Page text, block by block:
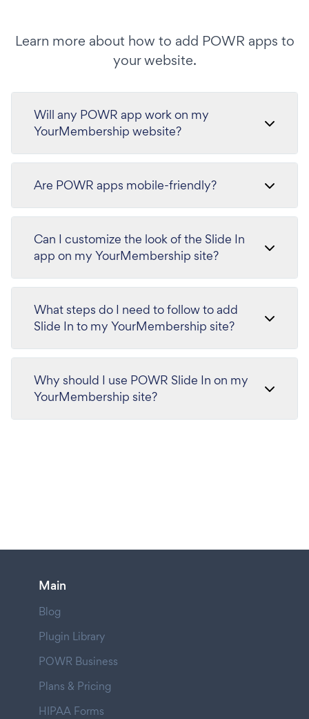
Learn more about how to add POWR apps to
your website.
Will any POWR app work on my
YourMembership website?
Are POWR apps mobile-friendly?
Can I customize the look of the Slide In
app on my YourMembership site?
What steps do I need to follow to add
Slide In to my YourMembership site?
Why should I use POWR Slide In on my
YourMembership site?
Main
Blog
Plugin Library
POWR Business
Plans & Pricing
HIPAA Forms